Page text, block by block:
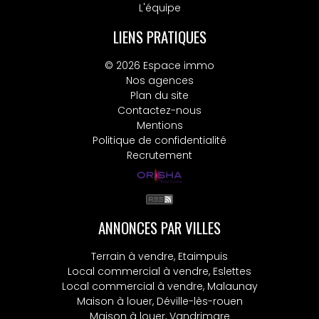
L'équipe
LIENS PRATIQUES
© 2026 Espace immo
Nos agences
Plan du site
Contactez-nous
Mentions
Politique de confidentialité
Recrutement
ANNONCES PAR VILLES
Terrain à vendre, Etaimpuis
Local commercial à vendre, Eslettes
Local commercial à vendre, Malaunay
Maison à louer, Déville-lès-rouen
Maison à louer, Vandrimare